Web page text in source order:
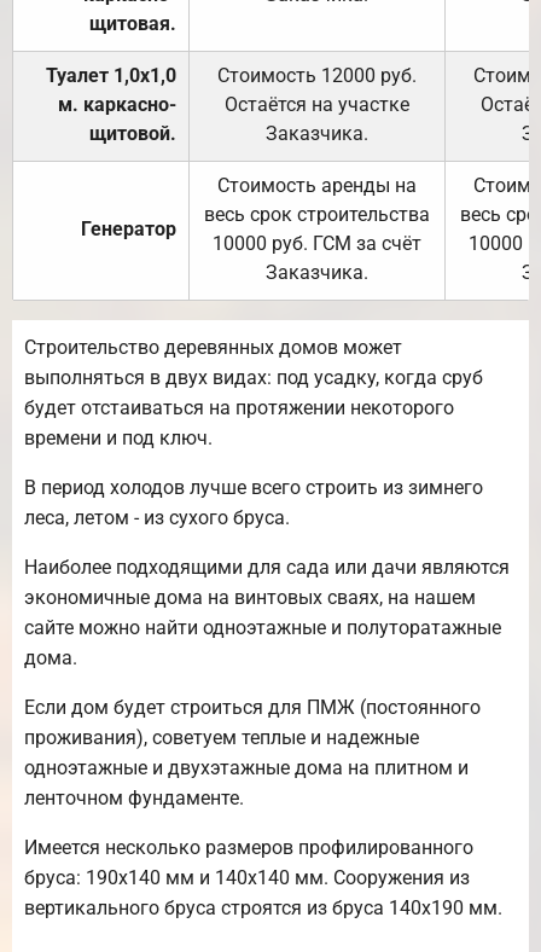
щитовая.
Туалет 1,0х1,0
м. каркасно-
щитовой.
Стоимость 12000 руб.
Остаётся на участке
Заказчика.
Генератор
Стоимость аренды на
весь срок строительства
10000 руб. ГСМ за счёт
Заказчика.
весь
10000
Строительство деревянных домов может
выполняться в двух видах: под усадку, когда сруб
будет отстаиваться на протяжении некоторого
времени и под ключ.
В период холодов лучше всего строить из зимнего
леса, летом - из сухого бруса.
Наиболее подходящими для сада или дачи являются
экономичные дома на винтовых сваях, на нашем
сайте можно найти одноэтажные и полуторатажные
дома.
Если дом будет строиться для ПМЖ (постоянного
проживания), советуем теплые и надежные
одноэтажные и двухэтажные дома на плитном и
ленточном фундаменте.
Имеется несколько размеров профилированного
бруса: 190х140 мм и 140х140 мм. Сооружения из
вертикального бруса строятся из бруса 140х190 мм.